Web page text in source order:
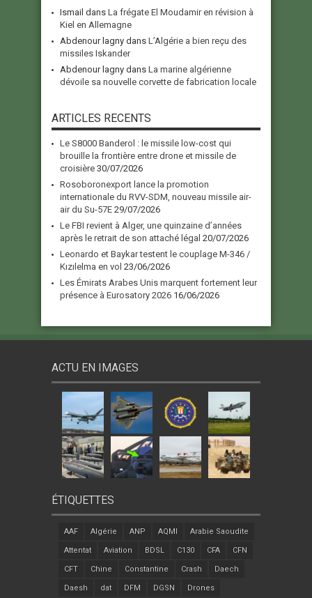
Ismail dans La frégate El Moudamir en révision à
Kiel en Allemagne
Abdenour lagny dans L’Algérie a bien reçu des
missiles Iskander
Abdenour lagny dans La marine algérienne
dévoile sa nouvelle corvette de fabrication locale
ARTICLES RECENTS
Le S8000 Banderol : le missile low-cost qui
brouille la frontière entre drone et missile de
croisière 30/07/2026
Rosoboronexport lance la promotion
internationale du RVV-SDM, nouveau missile air-
air du Su-57E 29/07/2026
Le FBI revient à Alger, une quinzaine d’années
après le retrait de son attaché légal 20/07/2026
Leonardo et Baykar testent le couplage M-346 /
Kızılelma en vol 23/06/2026
Les Émirats Arabes Unis marquent fortement leur
présence à Eurosatory 2026 16/06/2026
ACTU EN IMAGES
ÉTIQUETTES
AAF Algérie ANP AQMI Arabie Saoudite
Attentat Aviation BDSL C130 CFA CFN
CFT Chine Constantine Crash Daech
Daesh dat DFM DGSN Drones